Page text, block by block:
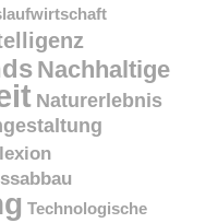
Nachhaltige
Naturerlebnis
Technologische